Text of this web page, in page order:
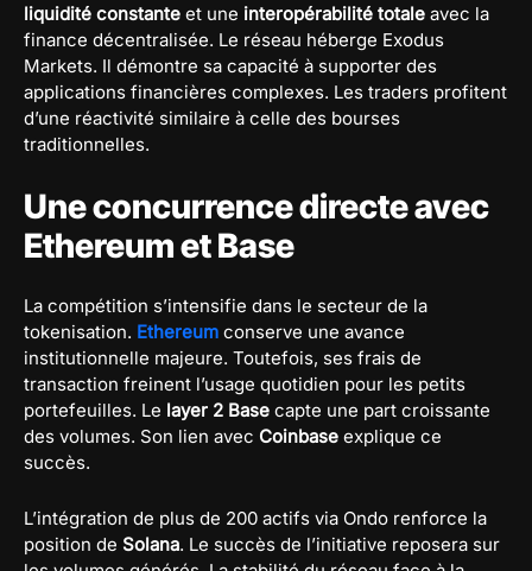
liquidité constante et une interopérabilité totale avec la
finance décentralisée. Le réseau héberge Exodus
Markets. Il démontre sa capacité à supporter des
applications financières complexes. Les traders profitent
d’une réactivité similaire à celle des bourses
traditionnelles.
Une concurrence directe avec
Ethereum et Base
La compétition s’intensifie dans le secteur de la
tokenisation. Ethereum conserve une avance
institutionnelle majeure. Toutefois, ses frais de
transaction freinent l’usage quotidien pour les petits
portefeuilles. Le layer 2 Base capte une part croissante
des volumes. Son lien avec Coinbase explique ce
succès.
L’intégration de plus de 200 actifs via Ondo renforce la
position de Solana. Le succès de l’initiative reposera sur